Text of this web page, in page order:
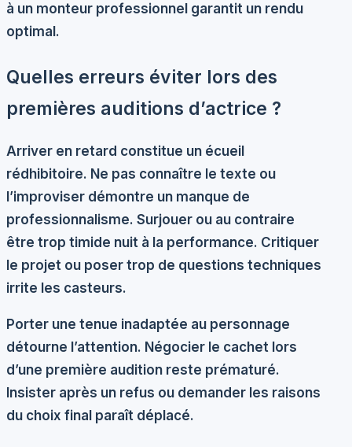
à un monteur professionnel garantit un rendu
optimal.
Quelles erreurs éviter lors des
premières auditions d’actrice ?
Arriver en retard constitue un écueil
rédhibitoire. Ne pas connaître le texte ou
l’improviser démontre un manque de
professionnalisme. Surjouer ou au contraire
être trop timide nuit à la performance. Critiquer
le projet ou poser trop de questions techniques
irrite les casteurs.
Porter une tenue inadaptée au personnage
détourne l’attention. Négocier le cachet lors
d’une première audition reste prématuré.
Insister après un refus ou demander les raisons
du choix final paraît déplacé.